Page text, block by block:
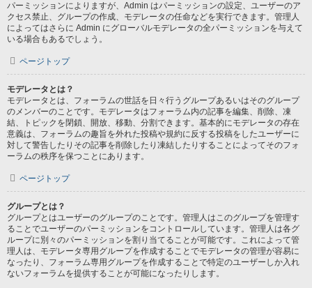
パーミッションによりますが、Admin はパーミッションの設定、ユーザーのア
クセス禁止、グループの作成、モデレータの任命などを実行できます。管理人
によってはさらに Admin にグローバルモデレータの全パーミッションを与えて
いる場合もあるでしょう。
ページトップ
モデレータとは？
モデレータとは、フォーラムの世話を日々行うグループあるいはそのグループ
のメンバーのことです。モデレータはフォーラム内の記事を編集、削除、凍
結、トピックを閉鎖、開放、移動、分割できます。基本的にモデレータの存在
意義は、フォーラムの趣旨を外れた投稿や規約に反する投稿をしたユーザーに
対して警告したりその記事を削除したり凍結したりすることによってそのフォ
ーラムの秩序を保つことにあります。
ページトップ
グループとは？
グループとはユーザーのグループのことです。管理人はこのグループを管理す
ることでユーザーのパーミッションをコントロールしています。管理人は各グ
ループに別々のパーミッションを割り当てることが可能です。これによって管
理人は、モデレータ専用グループを作成することでモデレータの管理が容易に
なったり、フォーラム専用グループを作成することで特定のユーザーしか入れ
ないフォーラムを提供することが可能になったりします。